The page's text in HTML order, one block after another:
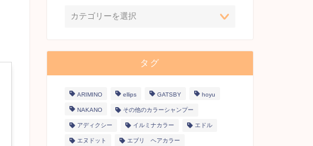
タグ
ARIMINO ellips GATSBY hoyu
NAKANO その他のカラーシャンプー
アディクシー イルミナカラー エドル
エヌドット エブリ ヘアカラー